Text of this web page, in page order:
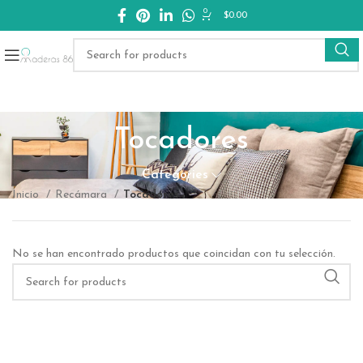
0 $0.00
Tocadores
Categories
Inicio Recámara Tocadores
No se han encontrado productos que coincidan con tu selección.